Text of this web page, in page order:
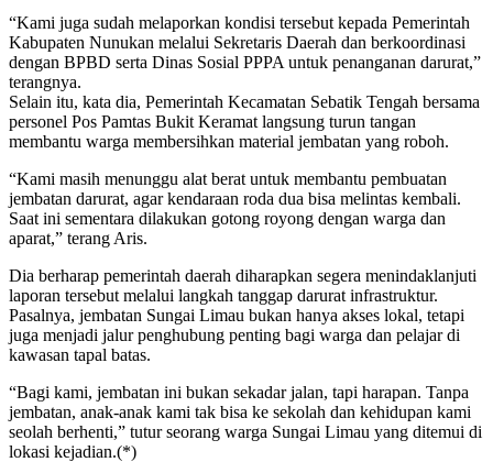
“Kami juga sudah melaporkan kondisi tersebut kepada Pemerintah
Kabupaten Nunukan melalui Sekretaris Daerah dan berkoordinasi
dengan BPBD serta Dinas Sosial PPPA untuk penanganan darurat,”
terangnya.
Selain itu, kata dia, Pemerintah Kecamatan Sebatik Tengah bersama
personel Pos Pamtas Bukit Keramat langsung turun tangan
membantu warga membersihkan material jembatan yang roboh.
“Kami masih menunggu alat berat untuk membantu pembuatan
jembatan darurat, agar kendaraan roda dua bisa melintas kembali.
Saat ini sementara dilakukan gotong royong dengan warga dan
aparat,” terang Aris.
Dia berharap pemerintah daerah diharapkan segera menindaklanjuti
laporan tersebut melalui langkah tanggap darurat infrastruktur.
Pasalnya, jembatan Sungai Limau bukan hanya akses lokal, tetapi
juga menjadi jalur penghubung penting bagi warga dan pelajar di
kawasan tapal batas.
“Bagi kami, jembatan ini bukan sekadar jalan, tapi harapan. Tanpa
jembatan, anak-anak kami tak bisa ke sekolah dan kehidupan kami
seolah berhenti,” tutur seorang warga Sungai Limau yang ditemui di
lokasi kejadian.(*)